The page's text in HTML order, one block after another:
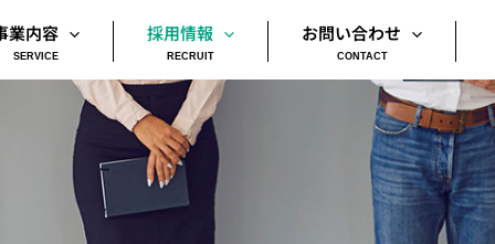
業内容 採用情報 お問い合わせ